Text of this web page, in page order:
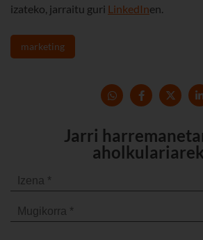
izateko, jarraitu guri LinkedInen.
marketing
Jarri